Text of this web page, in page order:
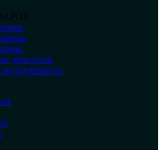
двигателя